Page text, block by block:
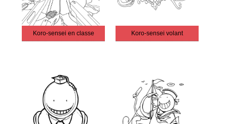
Koro-sensei en classe Koro-sensei volant